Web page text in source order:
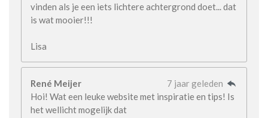
vinden als je een iets lichtere achtergrond doet... dat
is wat mooier!!!
Lisa
René Meijer
7 jaar geleden
Hoi! Wat een leuke website met inspiratie en tips! Is
het wellicht mogelijk dat